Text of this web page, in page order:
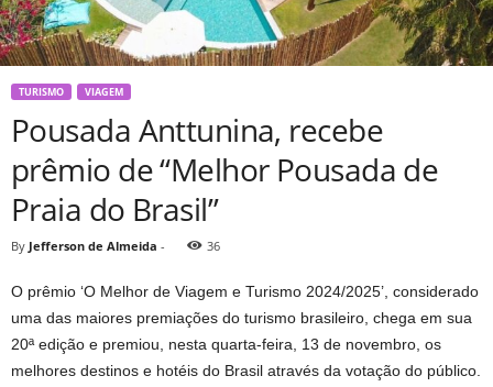
TURISMO VIAGEM
Pousada Anttunina, recebe
prêmio de “Melhor Pousada de
Praia do Brasil”
By Jefferson de Almeida - 36
O prêmio ‘O Melhor de Viagem e Turismo 2024/2025’, considerado
uma das maiores premiações do turismo brasileiro, chega em sua
20ª edição e premiou, nesta quarta-feira, 13 de novembro, os
melhores destinos e hotéis do Brasil através da votação do público.